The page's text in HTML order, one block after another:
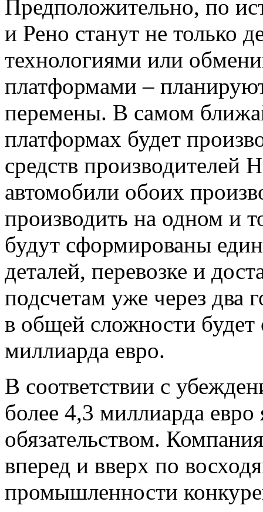
Предположительно, по
и Рено станут не только
технологиями или
платформами –
перемены. В самом
платформах будет
средств производителей
автомобили обоих
производить на одном и
будут сформированы
деталей, перевозке и
подсчетам уже через два
в общей сложности будет
миллиарда евро.
В соответствии с
более 4,3 миллиарда
обязательством.
вперед и вверх по
промышленности